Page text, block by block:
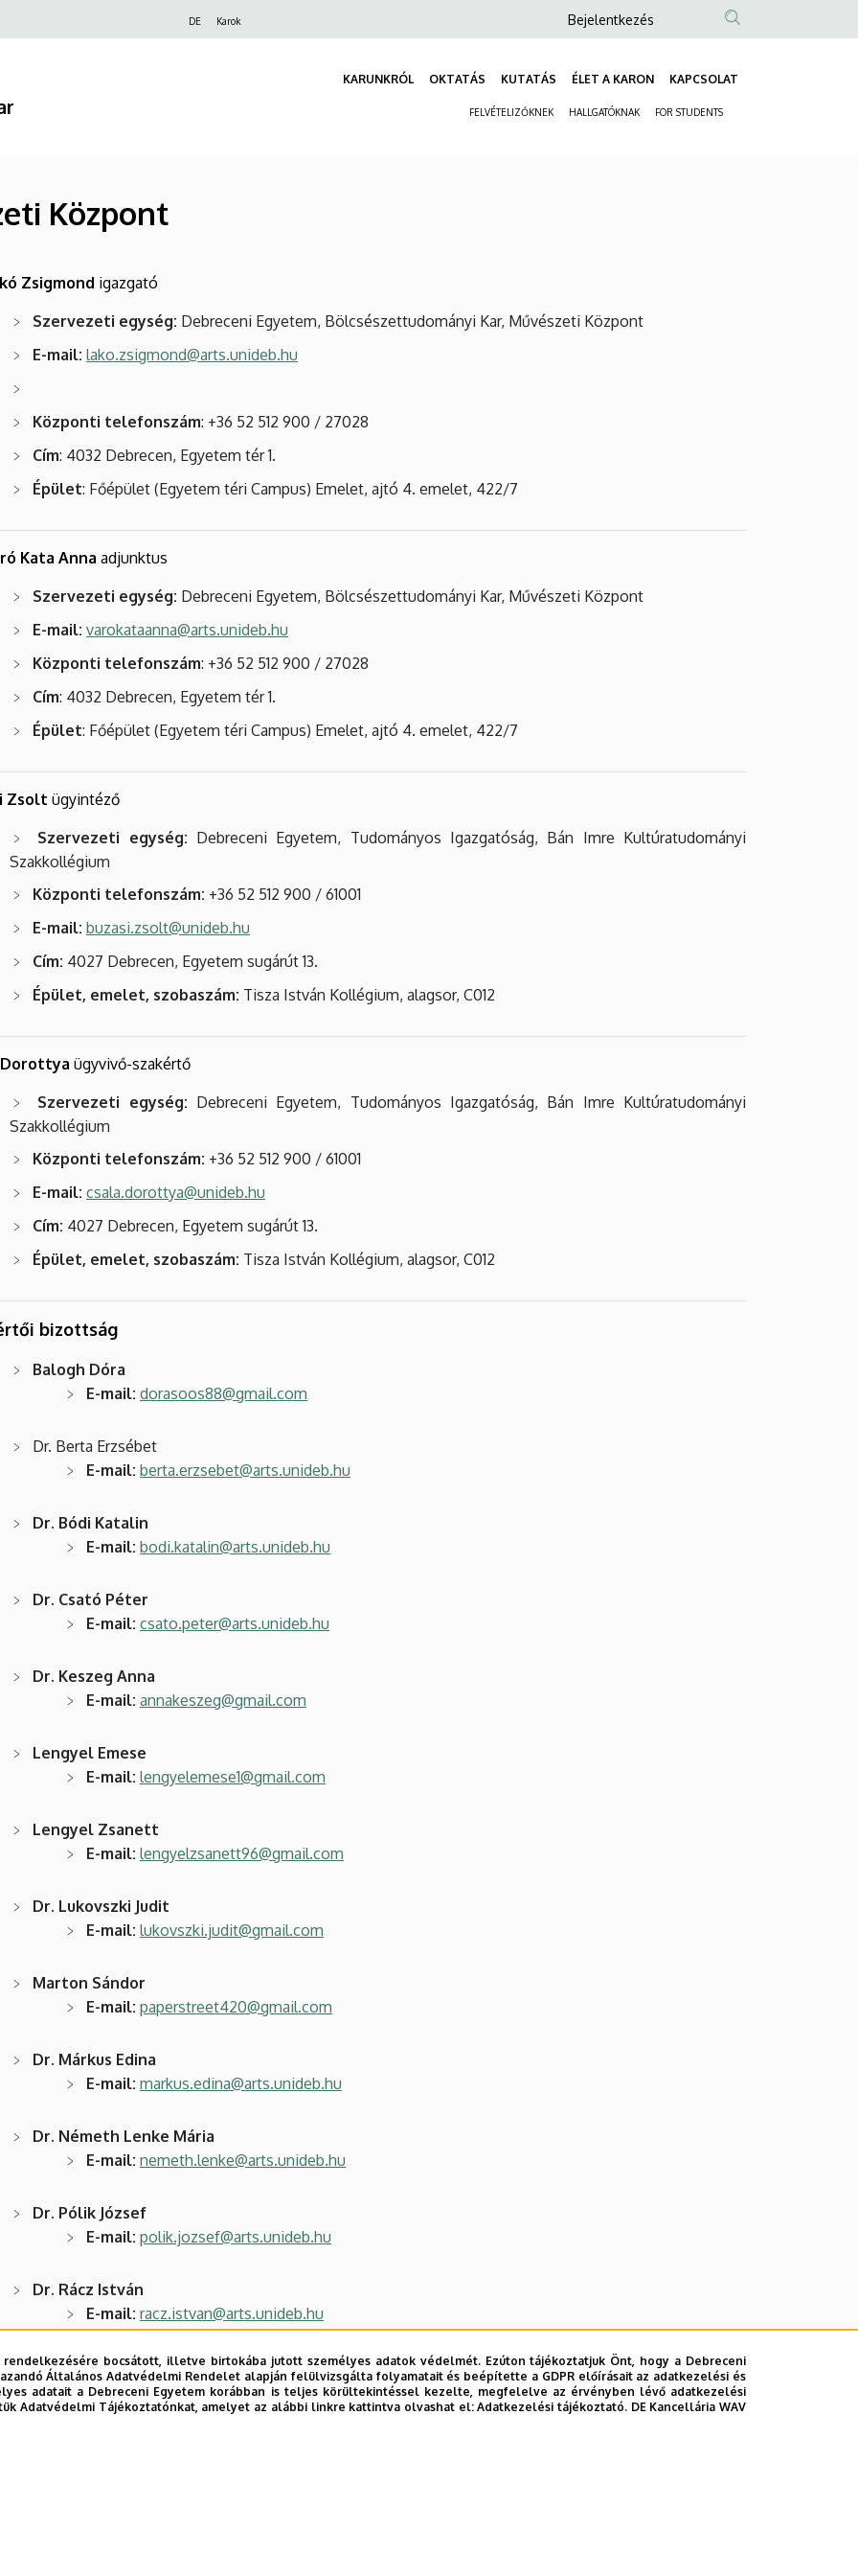
DE Karok
Anonim
fiók
menüje
Bejelentkezés
KARUNKRÓL OKTATÁS KUTATÁS ÉLET A KARON KAPCSOLAT
FELVÉTELIZŐKNEK HALLGATÓKNAK FOR STUDENTS
Központ
Zsigmond igazgató
Szervezeti egység: Debreceni Egyetem, Bölcsészettudományi Kar, Művészeti Központ
E-mail: lako.zsigmond@arts.unideb.hu
Központi telefonszám: +36 52 512 900 / 27028
Cím: 4032 Debrecen, Egyetem tér 1.
Épület: Főépület (Egyetem téri Campus) Emelet, ajtó 4. emelet, 422/7
Kata Anna adjunktus
Szervezeti egység: Debreceni Egyetem, Bölcsészettudományi Kar, Művészeti Központ
E-mail: varokataanna@arts.unideb.hu
Központi telefonszám: +36 52 512 900 / 27028
Cím: 4032 Debrecen, Egyetem tér 1.
Épület: Főépület (Egyetem téri Campus) Emelet, ajtó 4. emelet, 422/7
Zsolt ügyintéző
Szervezeti egység: Debreceni Egyetem, Tudományos Igazgatóság, Bán Imre Kultúratudományi
Szakkollégium
Központi telefonszám: +36 52 512 900 / 61001
E-mail: buzasi.zsolt@unideb.hu
Cím: 4027 Debrecen, Egyetem sugárút 13.
Épület, emelet, szobaszám: Tisza István Kollégium, alagsor, C012
Dorottya ügyvivő-szakértő
Szervezeti egység: Debreceni Egyetem, Tudományos Igazgatóság, Bán Imre Kultúratudományi
Szakkollégium
Központi telefonszám: +36 52 512 900 / 61001
E-mail: csala.dorottya@unideb.hu
Cím: 4027 Debrecen, Egyetem sugárút 13.
Épület, emelet, szobaszám: Tisza István Kollégium, alagsor, C012
bizottság
Balogh Dóra
E-mail: dorasoos88@gmail.com
Dr. Berta Erzsébet
E-mail: berta.erzsebet@arts.unideb.hu
Dr. Bódi Katalin
E-mail: bodi.katalin@arts.unideb.hu
Dr. Csató Péter
E-mail: csato.peter@arts.unideb.hu
Dr. Keszeg Anna
E-mail: annakeszeg@gmail.com
Lengyel Emese
​​​​​​​E-mail: lengyelemese1@gmail.com
Lengyel Zsanett
​​​​​​​E-mail: lengyelzsanett96@gmail.com
Dr. Lukovszki Judit
​​​​​​​E-mail: lukovszki.judit@gmail.com
Marton Sándor
​​​​​​​E-mail: paperstreet420@gmail.com
Dr. Márkus Edina
​​​​​​​E-mail: markus.edina@arts.unideb.hu
Dr. Németh Lenke Mária
​​​​​​​E-mail: nemeth.lenke@arts.unideb.hu
Dr. Pólik József
​​​​​​​E-mail: polik.jozsef@arts.unideb.hu
Dr. Rácz István
​​​​​​​E-mail: racz.istvan@arts.unideb.hu
Dr. Szaffkó Péter
​​​​​​​E-mail:szaffko.peter@arts.unideb.hu
bocsátott, illetve birtokába jutott személyes adatok védelmét. Ezúton tájékoztatjuk Önt, hogy a Debreceni
Általános Adatvédelmi Rendelet alapján felülvizsgálta folyamatait és beépítette a GDPR előírásait az adatkezelési és
adatait a Debreceni Egyetem korábban is teljes körültekintéssel kezelte, megfelelve az érvényben lévő adatkezelési
Adatvédelmi Tájékoztatónkat, amelyet az alábbi linkre kattintva olvashat el:Adatkezelési tájékoztató. DE Kancellária WAV